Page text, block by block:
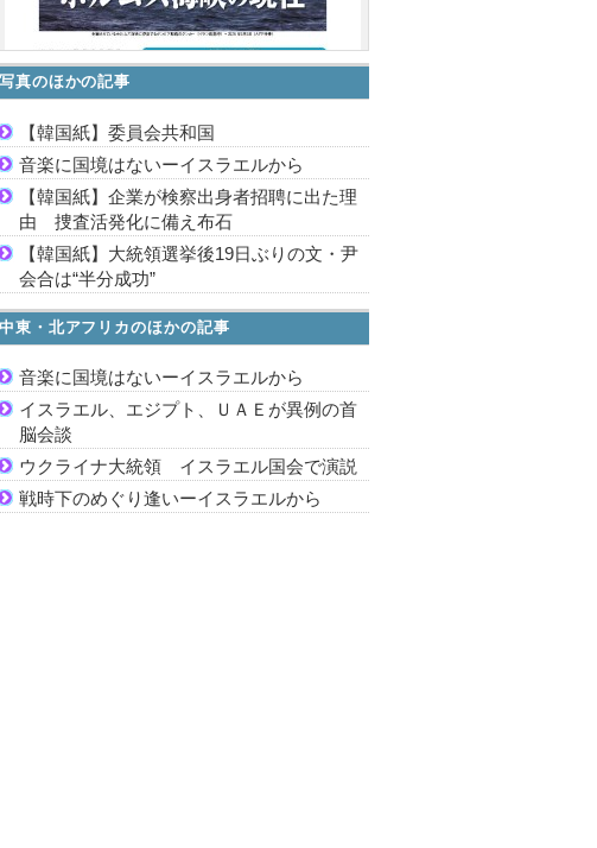
写真のほかの記事
【韓国紙】委員会共和国
音楽に国境はないーイスラエルから
【韓国紙】企業が検察出身者招聘に出た理
由 捜査活発化に備え布石
【韓国紙】大統領選挙後19日ぶりの文・尹
会合は“半分成功”
中東・北アフリカのほかの記事
音楽に国境はないーイスラエルから
イスラエル、エジプト、ＵＡＥが異例の首
脳会談
ウクライナ大統領 イスラエル国会で演説
戦時下のめぐり逢いーイスラエルから